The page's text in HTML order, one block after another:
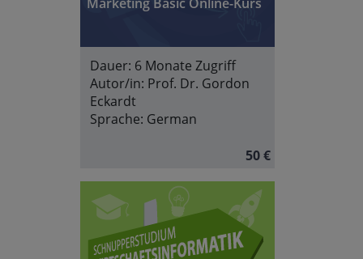
Dauer: 6 Monate Zugriff
Autor/in: Prof. Dr. Gordon
Eckardt
Sprache: German
50 €